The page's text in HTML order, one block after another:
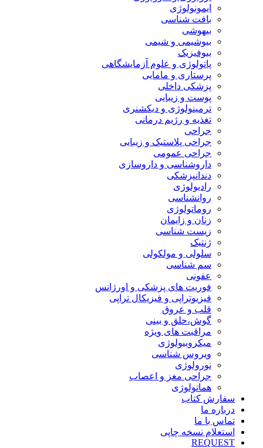
ایمونولوژی
بافت شناسی
بیهوشی
بیوشیمی و شیمی
بیوفیزیک
پاتولوژی و علوم آزمایشگاهی
پرستاری و مامایی
پزشکی داخلی
پوست و زیبایی
ترمینولوژی و دیکشنری
تغذیه و رژیم درمانی
جراحی
جراحی پلاستیک و زیبایی
جراحی عمومی
داروشناسی و داروسازی
دندانپزشکی
رادیولوژی
روانشناسی
روماتولوژی
زنان و زایمان
زیست شناسی
ژنتیک
سلولی و مولکولی
سم شناسی
عفونی
فوریت های پزشکی و اورژانس
فیزیوتراپی و فیزیکال تراپی
قلب و عروق
گوش،حلق و بینی
مراقبت های ویژه
میکروبیولوژی
ویروس شناسی
نورولوژی
جراحی مغز و اعصاب
هماتولوژی
سفارش کتاب
درباره ما
تماس با ما
استعلام نسخه چاپی
REQUEST